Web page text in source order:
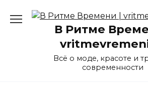
В Ритме
Всё о моде, красоте и
современности